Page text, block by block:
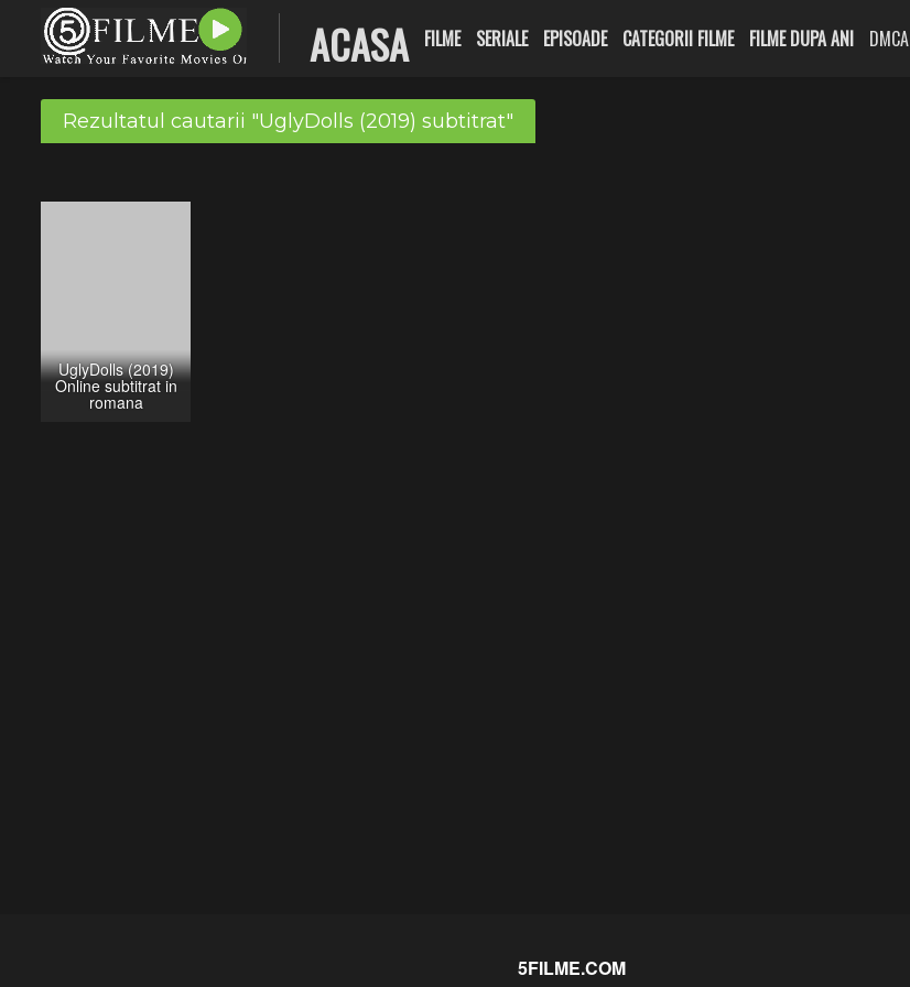
ACASA FILME SERIALE EPISOADE CATEGORII FILME FILME DUPA ANI DMCA
Rezultatul cautarii "UglyDolls (2019) subtitrat"
UglyDolls (2019)
Online subtitrat in
romana
5FILME.COM